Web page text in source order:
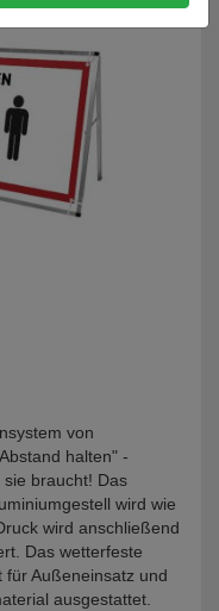
von
halten" -
braucht! Das
wird wie
wird anschließend
Das wetterfeste
für Außeneinsatz und
ausgestattet.